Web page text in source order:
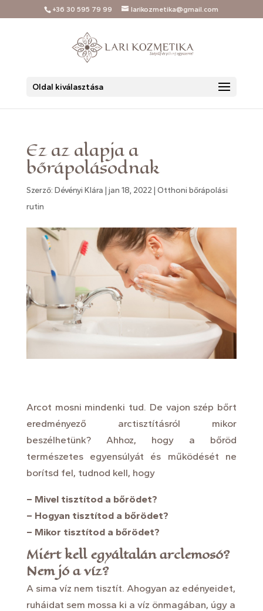
+36 30 595 79 99 larikozmetika@gmail.com
Oldal kiválasztása
Ez az alapja a
bőrápolásodnak
Szerző: Dévényi Klára | jan 18, 2022 | Otthoni bőrápolási
rutin
Arcot mosni mindenki tud. De vajon szép bőrt
eredményező arctisztításról mikor
beszélhetünk? Ahhoz, hogy a bőröd
természetes egyensúlyát és működését ne
borítsd fel, tudnod kell, hogy
– Mivel tisztítod a bőrödet?
– Hogyan tisztítod a bőrödet?
– Mikor tisztítod a bőrödet?
Miért kell egyáltalán arclemosó?
Nem jó a víz?
A sima víz nem tisztít. Ahogyan az edényeidet,
ruháidat sem mossa ki a víz önmagában, úgy a